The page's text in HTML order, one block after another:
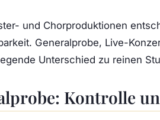
und Chorproduktionen
Generalprobe, Live-
Unterschied zu reinen
Kontrolle